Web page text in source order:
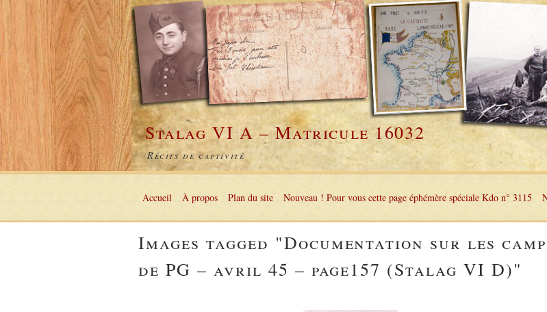
Stalag VI A – Matricule 16032
Récits de captivité
Accueil À propos Plan du site Nouveau ! Pour vous cette page éphémère spéciale Kdo n° 3115
Images tagged "Documentation sur les
de PG – avril 45 – page157 (Stalag VI D)"